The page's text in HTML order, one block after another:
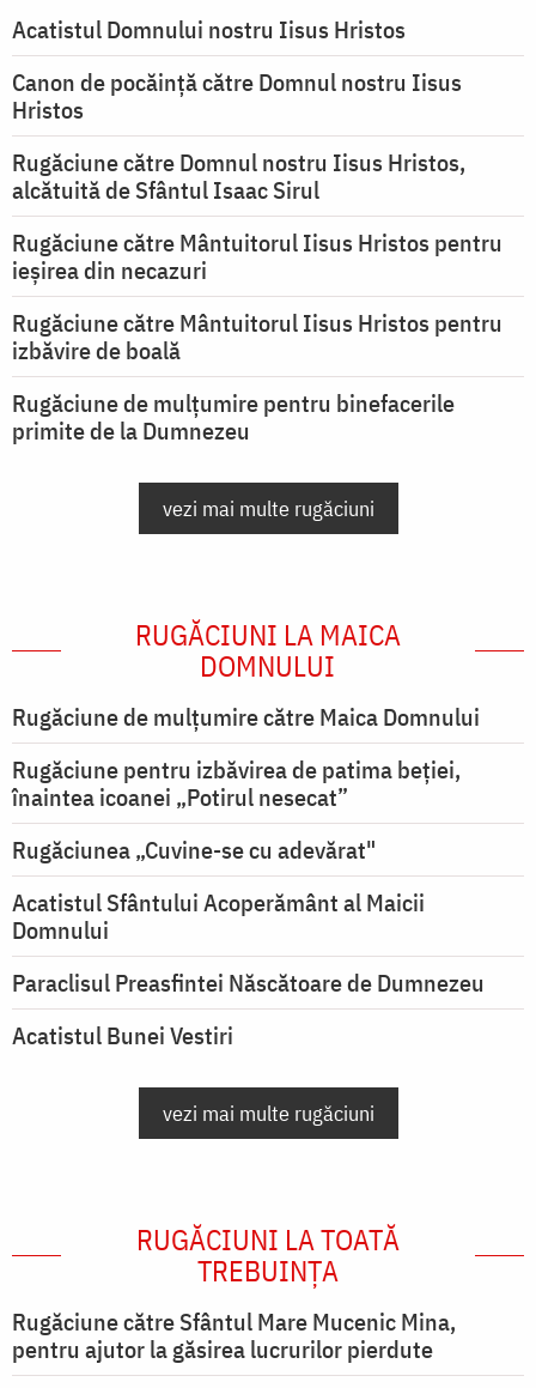
Acatistul Domnului nostru Iisus Hristos
Canon de pocăință către Domnul nostru Iisus
Hristos
Rugăciune către Domnul nostru Iisus Hristos,
alcătuită de Sfântul Isaac Sirul
Rugăciune către Mântuitorul Iisus Hristos pentru
ieşirea din necazuri
Rugăciune către Mântuitorul Iisus Hristos pentru
izbăvire de boală
Rugăciune de mulțumire pentru binefacerile
primite de la Dumnezeu
vezi mai multe rugăciuni
RUGĂCIUNI LA MAICA
DOMNULUI
Rugăciune de mulţumire către Maica Domnului
Rugăciune pentru izbăvirea de patima beției,
înaintea icoanei „Potirul nesecat”
Rugăciunea „Cuvine-se cu adevărat"
Acatistul Sfântului Acoperământ al Maicii
Domnului
Paraclisul Preasfintei Născătoare de Dumnezeu
Acatistul Bunei Vestiri
vezi mai multe rugăciuni
RUGĂCIUNI LA TOATĂ
TREBUINȚA
Rugăciune către Sfântul Mare Mucenic Mina,
pentru ajutor la găsirea lucrurilor pierdute